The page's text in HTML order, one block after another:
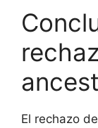
El rechazo